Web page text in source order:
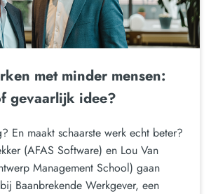
met minder mensen:
gevaarlijk idee?
En maakt schaarste werk echt beter?
(AFAS Software) en Lou Van
Management School) gaan
Baanbrekende Werkgever, een